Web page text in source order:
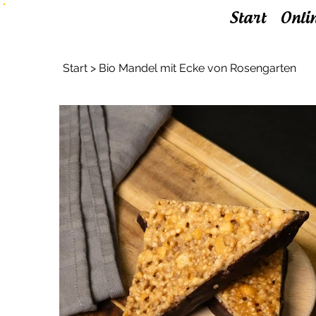
Start
Start > Bio Mandel mit Ecke von Rosengarten